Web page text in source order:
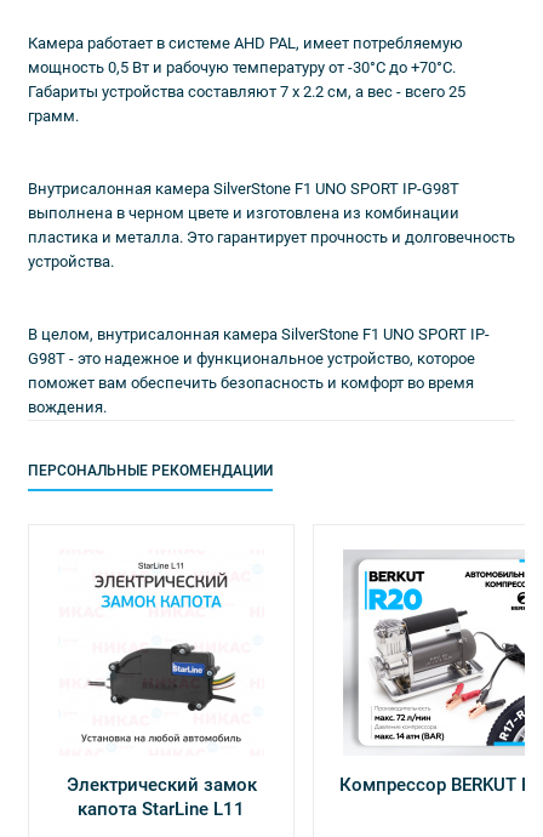
Камера работает в системе AHD PAL, имеет потребляемую
мощность 0,5 Вт и рабочую температуру от -30°С до +70°С.
Габариты устройства составляют 7 х 2.2 см, а вес - всего 25
грамм.
Внутрисалонная камера SilverStone F1 UNO SPORT IP-G98T
выполнена в черном цвете и изготовлена из комбинации
пластика и металла. Это гарантирует прочность и долговечность
устройства.
В целом, внутрисалонная камера SilverStone F1 UNO SPORT IP-
G98T - это надежное и функциональное устройство, которое
поможет вам обеспечить безопасность и комфорт во время
вождения.
ПЕРСОНАЛЬНЫЕ РЕКОМЕНДАЦИИ
Электрический замок
капота StarLine L11
Компрессор BERKUT